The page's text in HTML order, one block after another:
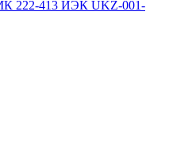
222-413 ИЭК UKZ-001-